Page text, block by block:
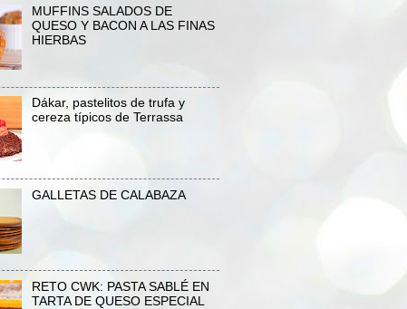
MUFFINS SALADOS DE
QUESO Y BACON A LAS FINAS
HIERBAS
Dákar, pastelitos de trufa y
cereza típicos de Terrassa
GALLETAS DE CALABAZA
RETO CWK: PASTA SABLÉ EN
TARTA DE QUESO ESPECIAL